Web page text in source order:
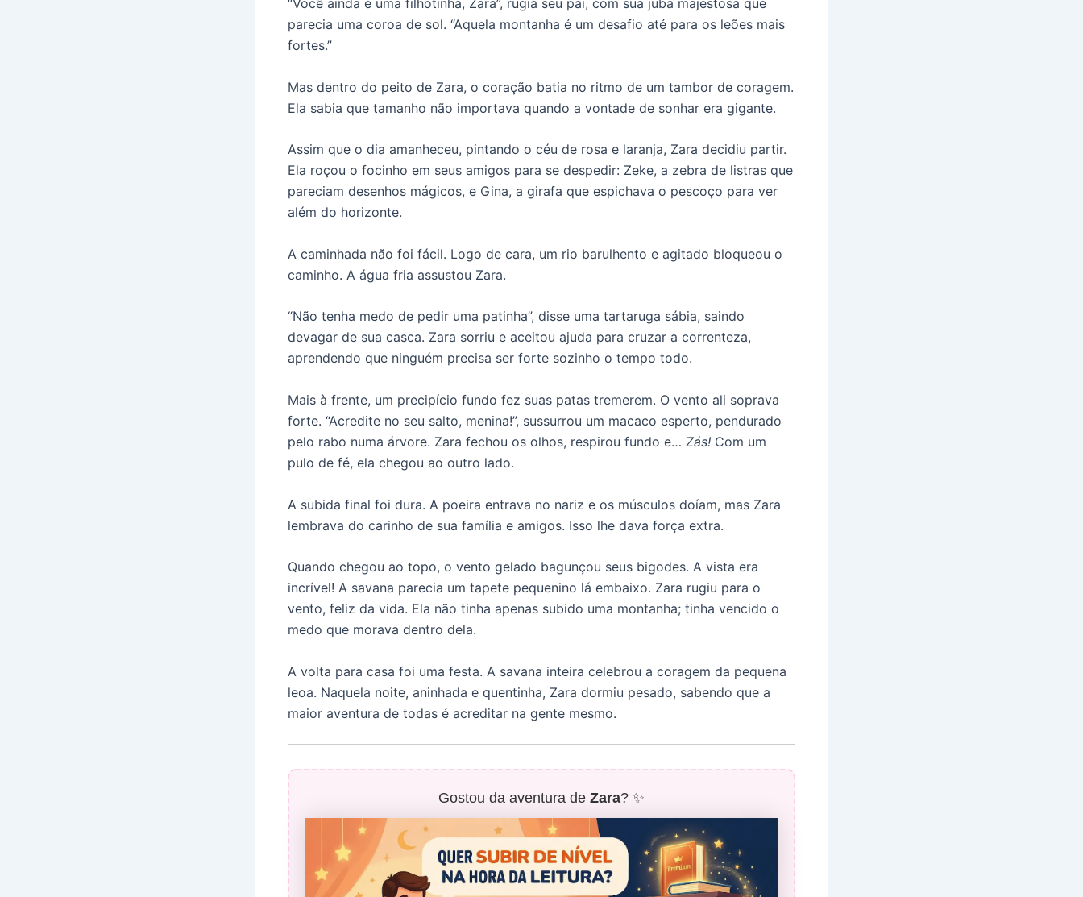
“Você ainda é uma filhotinha, Zara”, rugia seu pai, com sua juba majestosa que
parecia uma coroa de sol. “Aquela montanha é um desafio até para os leões mais
fortes.”
Mas dentro do peito de Zara, o coração batia no ritmo de um tambor de coragem.
Ela sabia que tamanho não importava quando a vontade de sonhar era gigante.
Assim que o dia amanheceu, pintando o céu de rosa e laranja, Zara decidiu partir.
Ela roçou o focinho em seus amigos para se despedir: Zeke, a zebra de listras que
pareciam desenhos mágicos, e Gina, a girafa que espichava o pescoço para ver
além do horizonte.
A caminhada não foi fácil. Logo de cara, um rio barulhento e agitado bloqueou o
caminho. A água fria assustou Zara.
“Não tenha medo de pedir uma patinha”, disse uma tartaruga sábia, saindo
devagar de sua casca. Zara sorriu e aceitou ajuda para cruzar a correnteza,
aprendendo que ninguém precisa ser forte sozinho o tempo todo.
Mais à frente, um precipício fundo fez suas patas tremerem. O vento ali soprava
forte. “Acredite no seu salto, menina!”, sussurrou um macaco esperto, pendurado
pelo rabo numa árvore. Zara fechou os olhos, respirou fundo e… Zás! Com um
pulo de fé, ela chegou ao outro lado.
A subida final foi dura. A poeira entrava no nariz e os músculos doíam, mas Zara
lembrava do carinho de sua família e amigos. Isso lhe dava força extra.
Quando chegou ao topo, o vento gelado bagunçou seus bigodes. A vista era
incrível! A savana parecia um tapete pequenino lá embaixo. Zara rugiu para o
vento, feliz da vida. Ela não tinha apenas subido uma montanha; tinha vencido o
medo que morava dentro dela.
A volta para casa foi uma festa. A savana inteira celebrou a coragem da pequena
leoa. Naquela noite, aninhada e quentinha, Zara dormiu pesado, sabendo que a
maior aventura de todas é acreditar na gente mesmo.
Gostou da aventura de Zara? ✨